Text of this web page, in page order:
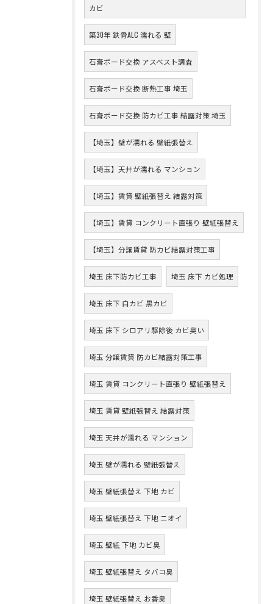
カビ
築30年 鉄骨ALC 濡れる 壁
石膏ボード交換 アスベスト調査
石膏ボード交換 断熱工事 埼玉
石膏ボード交換 防カビ工事 結露対策 埼玉
【埼玉】壁が濡れる 壁紙張替え
【埼玉】天井が濡れる マンション
【埼玉】賃貸 壁紙張替え 結露対策
【埼玉】賃貸 コンクリート直張り 壁紙張替え
【埼玉】分譲賃貸 防カビ結露対策工事
埼玉 床下防カビ工事 埼玉 床下 カビ処理
埼玉 床下 白カビ 黒カビ
埼玉 床下 シロアリ駆除後 カビ臭い
埼玉 分譲賃貸 防カビ結露対策工事
埼玉 賃貸 コンクリート直張り 壁紙張替え
埼玉 賃貸 壁紙張替え 結露対策
埼玉 天井が濡れる マンション
埼玉 壁が濡れる 壁紙張替え
埼玉 壁紙張替え 下地 カビ
埼玉 壁紙張替え 下地 ニオイ
埼玉 壁紙 下地 カビ臭
埼玉 壁紙張替え タバコ臭
埼玉 壁紙張替え お香臭